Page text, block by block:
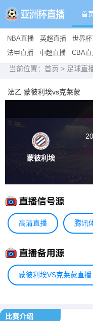
首
NBA直播 英超直播 世界
法甲直播
中超直播 CBA
当前位置： 首页 > 足球直
法乙 蒙彼利埃vs克莱蒙
蒙彼利埃
高清直播 腾讯
蒙彼利埃VS克莱蒙直播
比赛介绍